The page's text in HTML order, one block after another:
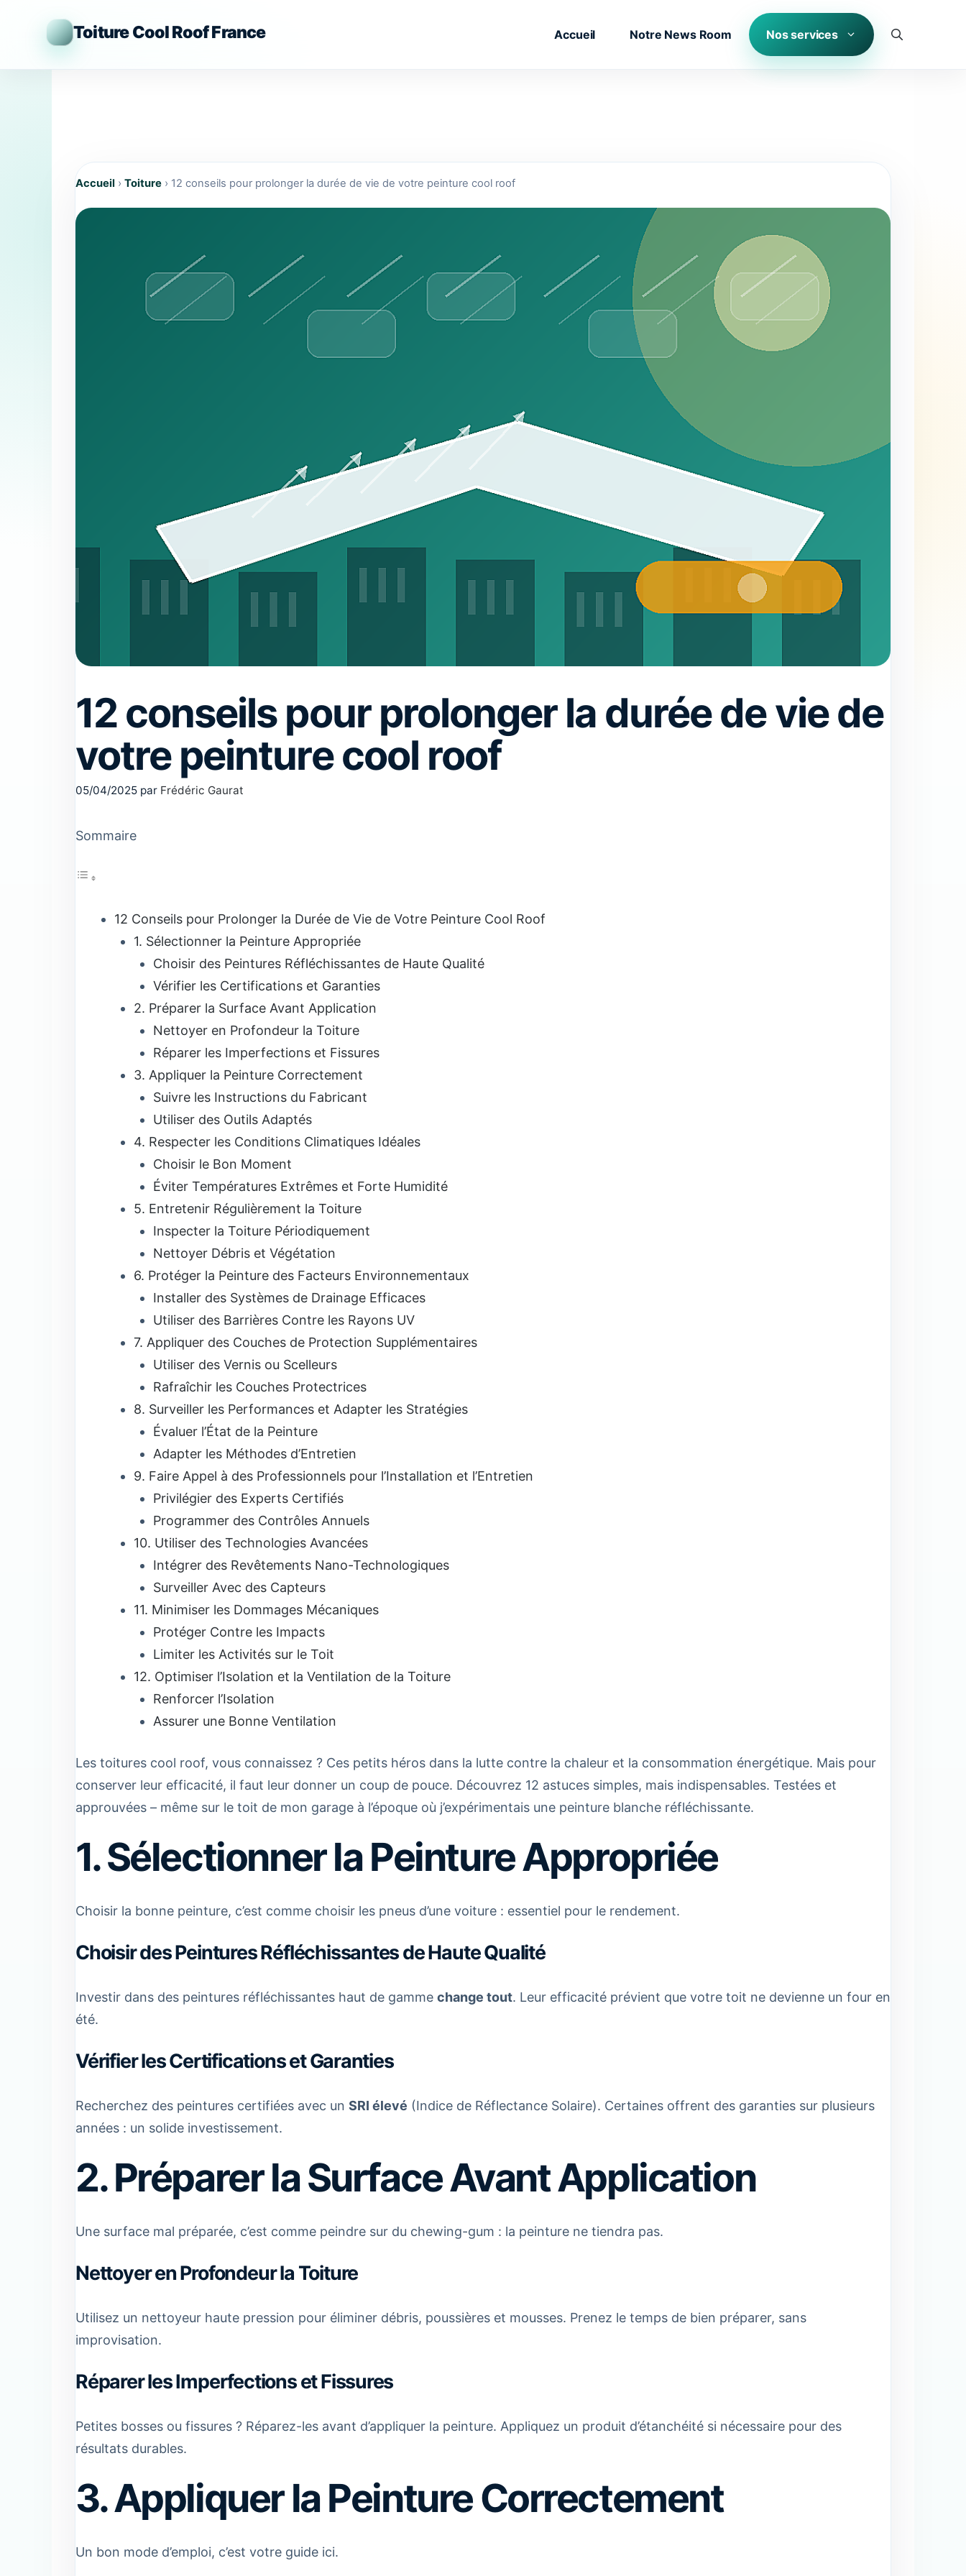
Toiture Cool Roof France Accueil Notre News Room Nos services
Accueil › Toiture › 12 conseils pour prolonger la durée de vie de votre peinture cool roof
12 conseils pour prolonger la durée de vie de
votre peinture cool roof
05/04/2025 par Frédéric Gaurat
Sommaire
12 Conseils pour Prolonger la Durée de Vie de Votre Peinture Cool Roof
1. Sélectionner la Peinture Appropriée
Choisir des Peintures Réfléchissantes de Haute Qualité
Vérifier les Certifications et Garanties
2. Préparer la Surface Avant Application
Nettoyer en Profondeur la Toiture
Réparer les Imperfections et Fissures
3. Appliquer la Peinture Correctement
Suivre les Instructions du Fabricant
Utiliser des Outils Adaptés
4. Respecter les Conditions Climatiques Idéales
Choisir le Bon Moment
Éviter Températures Extrêmes et Forte Humidité
5. Entretenir Régulièrement la Toiture
Inspecter la Toiture Périodiquement
Nettoyer Débris et Végétation
6. Protéger la Peinture des Facteurs Environnementaux
Installer des Systèmes de Drainage Efficaces
Utiliser des Barrières Contre les Rayons UV
7. Appliquer des Couches de Protection Supplémentaires
Utiliser des Vernis ou Scelleurs
Rafraîchir les Couches Protectrices
8. Surveiller les Performances et Adapter les Stratégies
Évaluer l’État de la Peinture
Adapter les Méthodes d’Entretien
9. Faire Appel à des Professionnels pour l’Installation et l’Entretien
Privilégier des Experts Certifiés
Programmer des Contrôles Annuels
10. Utiliser des Technologies Avancées
Intégrer des Revêtements Nano-Technologiques
Surveiller Avec des Capteurs
11. Minimiser les Dommages Mécaniques
Protéger Contre les Impacts
Limiter les Activités sur le Toit
12. Optimiser l’Isolation et la Ventilation de la Toiture
Renforcer l’Isolation
Assurer une Bonne Ventilation
Les toitures cool roof, vous connaissez ? Ces petits héros dans la lutte contre la chaleur et la consommation énergétique. Mais pour
conserver leur efficacité, il faut leur donner un coup de pouce. Découvrez 12 astuces simples, mais indispensables. Testées et
approuvées – même sur le toit de mon garage à l’époque où j’expérimentais une peinture blanche réfléchissante.
1. Sélectionner la Peinture Appropriée
Choisir la bonne peinture, c’est comme choisir les pneus d’une voiture : essentiel pour le rendement.
Choisir des Peintures Réfléchissantes de Haute Qualité
Investir dans des peintures réfléchissantes haut de gamme change tout. Leur efficacité prévient que votre toit ne devienne un four en
été.
Vérifier les Certifications et Garanties
Recherchez des peintures certifiées avec un SRI élevé (Indice de Réflectance Solaire). Certaines offrent des garanties sur plusieurs
années : un solide investissement.
2. Préparer la Surface Avant Application
Une surface mal préparée, c’est comme peindre sur du chewing-gum : la peinture ne tiendra pas.
Nettoyer en Profondeur la Toiture
Utilisez un nettoyeur haute pression pour éliminer débris, poussières et mousses. Prenez le temps de bien préparer, sans
improvisation.
Réparer les Imperfections et Fissures
Petites bosses ou fissures ? Réparez-les avant d’appliquer la peinture. Appliquez un produit d’étanchéité si nécessaire pour des
résultats durables.
3. Appliquer la Peinture Correctement
Un bon mode d’emploi, c’est votre guide ici.